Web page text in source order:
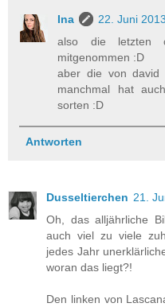
Ina
22. Juni
also die letzten
mitgenommen :D
aber die von david
manchmal hat
sorten :D
Antworten
Dusseltierchen 21.
Oh, das alljährliche
auch viel zu viele
jedes Jahr
woran das liegt?!
Den linken von